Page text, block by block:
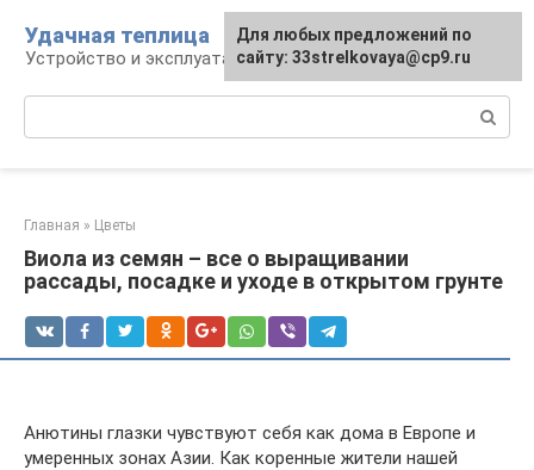
контенту
Удачная теплица
Устройство и эксплуатация теплиц
Главная » Цветы
Виола из семян – все о выращивании
рассады, посадке и уходе в открытом грунте
Анютины глазки чувствуют себя как дома в Европе и
умеренных зонах Азии. Как коренные жители нашей
Для любых предложений по
сайту: 33strelkovaya@cp9.ru